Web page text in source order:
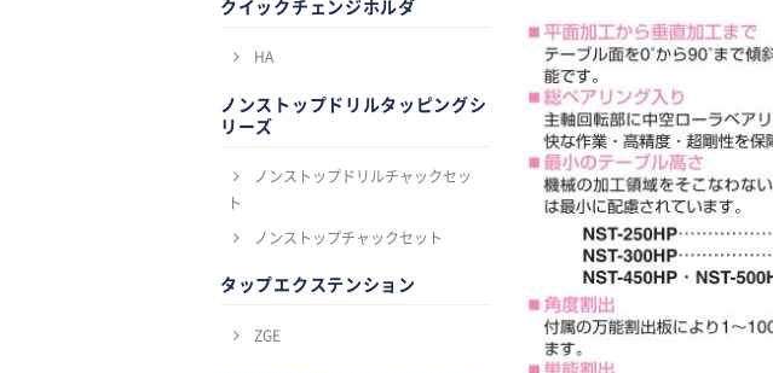
クイックチェンジホルダ
HA
ノンストップドリルタッピングシ
リーズ
ノンストップドリルチャックセッ
ト
ノンストップチャックセット
タップエクステンション
ZGE